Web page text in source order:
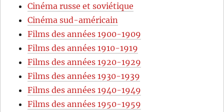
Cinéma russe et soviétique
Cinéma sud-américain
Films des années 1900-1909
Films des années 1910-1919
Films des années 1920-1929
Films des années 1930-1939
Films des années 1940-1949
Films des années 1950-1959